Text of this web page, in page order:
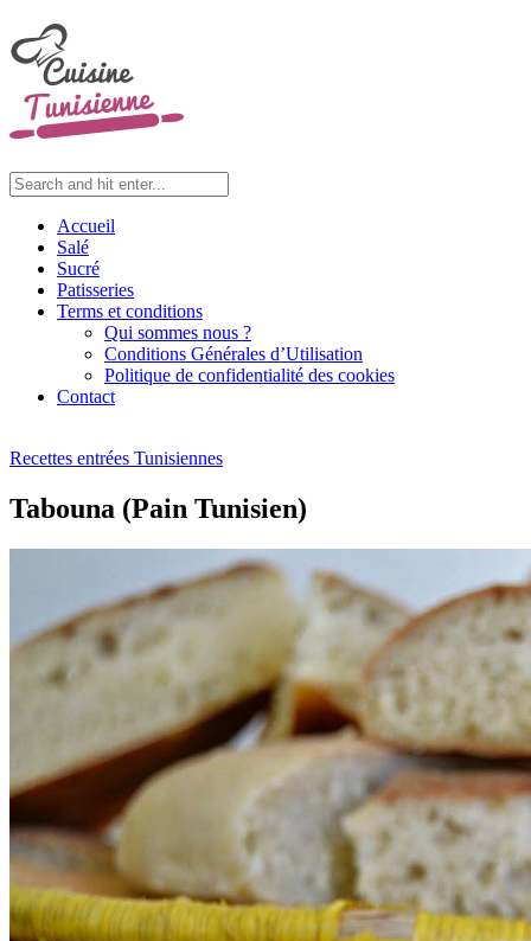
Accueil
Salé
Sucré
Patisseries
Terms et conditions
Qui sommes nous ?
Conditions Générales d’Utilisation
Politique de confidentialité des cookies
Contact
Recettes entrées Tunisiennes
Tabouna (Pain Tunisien)